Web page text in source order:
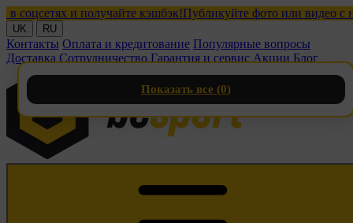
и получайте кэшбэк!Публикуйте фото или видео с
UK RU
Контакты Оплата и кредитование Популярные вопросы
Доставка Сотрудничество Гарантия и сервис Акции Блог
Показать все (0)